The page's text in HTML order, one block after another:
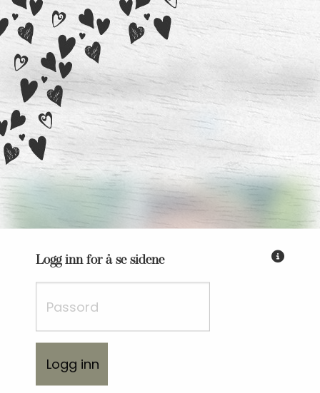
Logg inn for å se sideneFyll inn passordet du har
Marianne&Fredrik
11. juli 2026
Rømskog Spa og Resort